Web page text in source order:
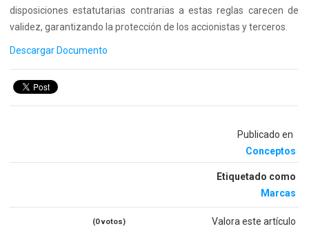
Publicado en
Conceptos
Etiquetado como
Marcas
Valora este artículo
(0 votos)
disposiciones estatutarias contrarias a estas reglas carecen de
validez, garantizando la protección de los accionistas y terceros.
Descargar Documento